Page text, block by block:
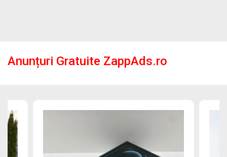
Anunțuri Gratuite ZappAds.ro